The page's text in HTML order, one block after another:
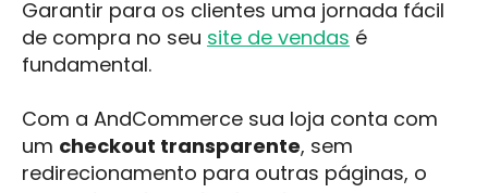
Garantir para os clientes uma jornada fácil
de compra no seu site de vendas é
fundamental.
Com a AndCommerce sua loja conta com
um checkout transparente, sem
redirecionamento para outras páginas, o